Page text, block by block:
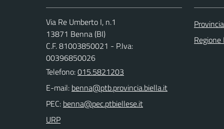
Via Re Umberto I, n.1
13871 Benna (BI)
C.F. 81003850021 - P.Iva:
00396850026
Telefono:015.5821203
E-mail:
PEC:
URP